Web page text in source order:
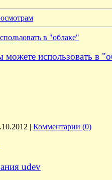
в "облаке"
использовать в
| Комментарии (0)
udev